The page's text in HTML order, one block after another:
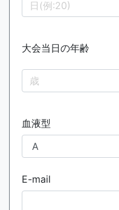
大会当日の年齢
血液型
E-mail